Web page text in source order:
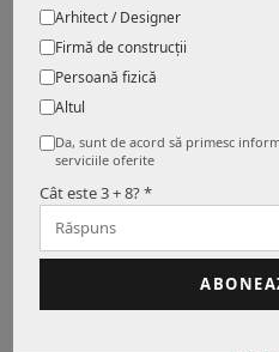
89.00 Lei
Adauga in cos
BEC LED AR111,
Adauga in cos
Arhitect / Designer
Firmă de construcții
Persoană fizică
Altul
Da, sunt de acord să primesc
serviciile oferite
Cât este 3 + 8? *